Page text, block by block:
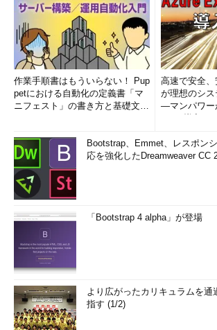
作業手順書はもういらない！ Pup
petにおける自動化の定義書「マ
ニフェスト」の書き方と基礎文法
高速で安全
が理想のシ
―マンパワー
Bootstrap、Emmet、レスポン
応を強化したDreamweaver CC
「Bootstrap 4 alpha」が登場
より広がったカリキュラムを通
指す (1/2)